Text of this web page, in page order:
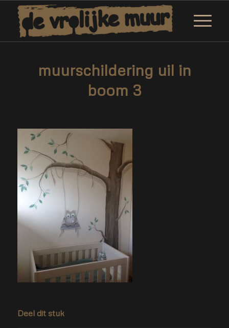
muurschildering uil in
boom 3
Deel dit stuk